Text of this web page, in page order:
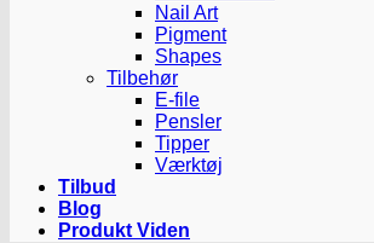
Nail Art
Pigment
Shapes
Tilbehør
E-file
Pensler
Tipper
Værktøj
Tilbud
Blog
Produkt Viden